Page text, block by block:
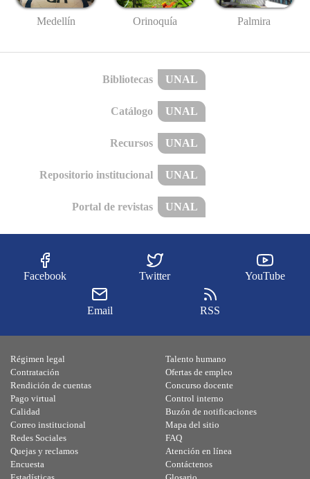
Medellín Orinoquía Palmira
Bibliotecas UNAL
Catálogo UNAL
Recursos UNAL
Repositorio institucional UNAL
Portal de revistas UNAL
Facebook Twitter YouTube
Email RSS
Régimen legal
Contratación
Rendición de cuentas
Pago virtual
Calidad
Talento humano
Ofertas de empleo
Concurso docente
Control interno
Buzón de notificaciones
Correo institucional
Redes Sociales
Quejas y reclamos
Encuesta
Mapa del sitio
FAQ
Atención en línea
Contáctenos